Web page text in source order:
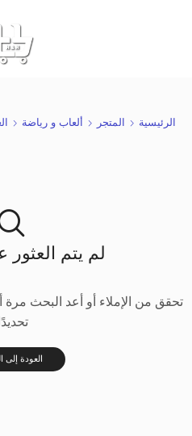
الرئيسية المتجر ألعاب و رياضة
لم يتم
تحقق من الإملاء أو أعد البحث
العودة إلى